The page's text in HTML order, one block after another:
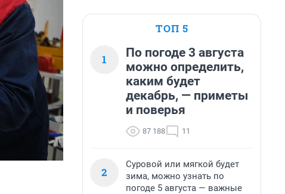
ТОП 5
1
По погоде 3 августа
можно определить,
каким будет
декабрь, — приметы
и поверья
87 188 11
2
Суровой или мягкой будет
зима, можно узнать по
погоде 5 августа — важные